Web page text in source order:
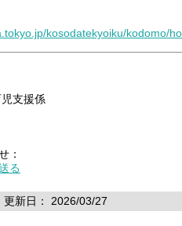
kosodatekyoiku/kodomo/
支援係
：
る
更新日： 2026/03/27